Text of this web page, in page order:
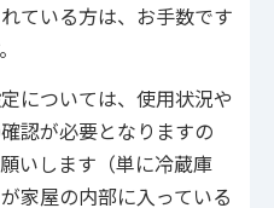
ている方は、お手数です
については、使用状況や
認が必要となりますの
いします（単に冷蔵庫
家屋の内部に入っている